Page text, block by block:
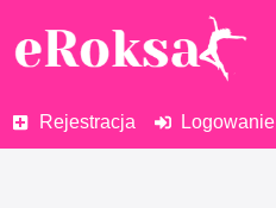
Rejestracja Logowanie